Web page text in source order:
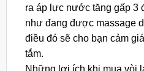
ra áp lực nước tăng gấp 3
như đang được massage
điều đó sẽ cho bạn cảm
tắm.